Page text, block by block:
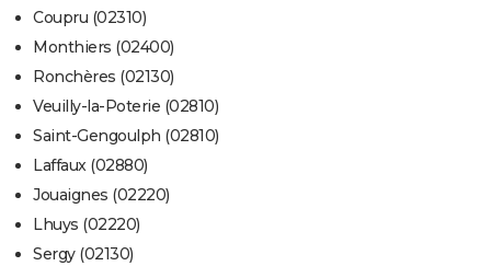
Coupru (02310)
Monthiers (02400)
Ronchères (02130)
Veuilly-la-Poterie (02810)
Saint-Gengoulph (02810)
Laffaux (02880)
Jouaignes (02220)
Lhuys (02220)
Sergy (02130)